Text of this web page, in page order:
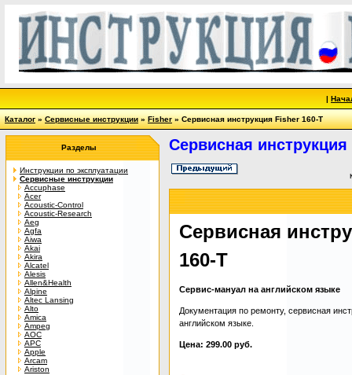
|
Каталог»Сервисные инструкции»Fisher» Сервисная инструкция Fisher 160-T
Разделы
Инструкции по эксплуатации
Сервисные инструкции
Accuphase
Acer
Acoustic-Control
Acoustic-Research
Aeg
Agfa
Aiwa
Akai
Akira
Alcatel
Alesis
Allen&Health
Alpine
Altec Lansing
Alto
Amica
Ampeg
AOC
APC
Apple
Arcam
Ariston
Сервисная
Сервисная
160-T
Сервис-мануал на английском языке
Документация по ремонту, сервисная
английском языке.
Цена: 299.00 руб.